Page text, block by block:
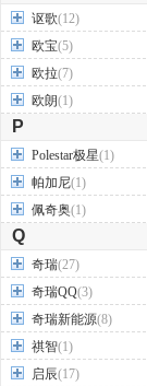
讴歌(12)
欧宝(5)
欧拉(7)
欧朗(1)
P
Polestar极星(1)
帕加尼(1)
佩奇奥(1)
Q
奇瑞(27)
奇瑞QQ(3)
奇瑞新能源(8)
祺智(1)
启辰(17)